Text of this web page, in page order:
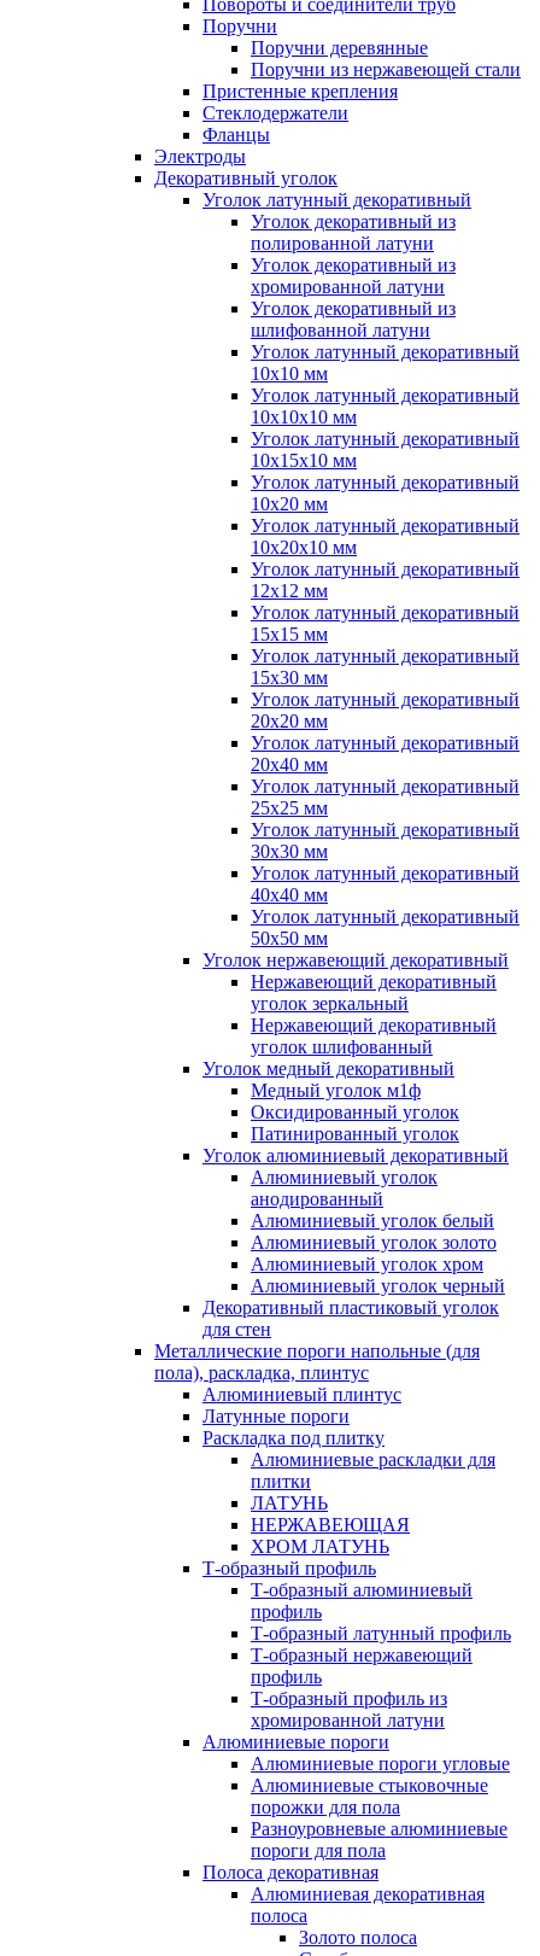
Повороты и соединители труб
Поручни
Поручни деревянные
Поручни из нержавеющей стали
Пристенные крепления
Стеклодержатели
Фланцы
Электроды
Декоративный уголок
Уголок латунный декоративный
Уголок декоративный из
полированной латуни
Уголок декоративный из
хромированной латуни
Уголок декоративный из
шлифованной латуни
Уголок латунный декоративный
10x10 мм
Уголок латунный декоративный
10x10x10 мм
Уголок латунный декоративный
10x15x10 мм
Уголок латунный декоративный
10x20 мм
Уголок латунный декоративный
10x20x10 мм
Уголок латунный декоративный
12x12 мм
Уголок латунный декоративный
15x15 мм
Уголок латунный декоративный
15x30 мм
Уголок латунный декоративный
20x20 мм
Уголок латунный декоративный
20x40 мм
Уголок латунный декоративный
25x25 мм
Уголок латунный декоративный
30x30 мм
Уголок латунный декоративный
40x40 мм
Уголок латунный декоративный
50x50 мм
Уголок нержавеющий декоративный
Нержавеющий декоративный
уголок зеркальный
Нержавеющий декоративный
уголок шлифованный
Уголок медный декоративный
Медный уголок м1ф
Оксидированный уголок
Патинированный уголок
Уголок алюминиевый декоративный
Алюминиевый уголок
анодированный
Алюминиевый уголок белый
Алюминиевый уголок золото
Алюминиевый уголок хром
Алюминиевый уголок черный
Декоративный пластиковый уголок
для стен
Металлические пороги напольные (для
пола), раскладка, плинтус
Алюминиевый плинтус
Латунные пороги
Раскладка под плитку
Алюминиевые раскладки для
плитки
ЛАТУНЬ
НЕРЖАВЕЮЩАЯ
ХРОМ ЛАТУНЬ
Т-образный профиль
Т-образный алюминиевый
профиль
Т-образный латунный профиль
Т-образный нержавеющий
профиль
Т-образный профиль из
хромированной латуни
Алюминиевые пороги
Алюминиевые пороги угловые
Алюминиевые стыковочные
порожки для пола
Разноуровневые алюминиевые
пороги для пола
Полоса декоративная
Алюминиевая декоративная
полоса
Золото полоса